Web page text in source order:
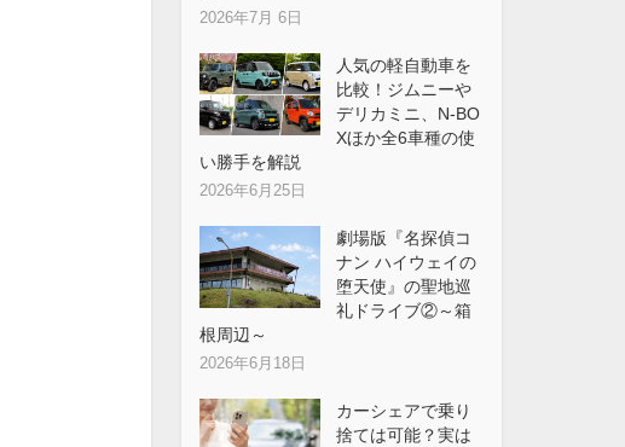
2026年7月 6日
人気の軽自動車を
比較！ジムニーや
デリカミニ、N-BO
Xほか全6車種の使
い勝手を解説
2026年6月25日
劇場版『名探偵コ
ナン ハイウェイの
堕天使』の聖地巡
礼ドライブ②～箱
根周辺～
2026年6月18日
カーシェアで乗り
捨ては可能？実は